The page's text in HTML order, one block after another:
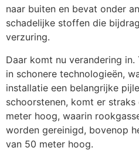
naar buiten en bevat onder
schadelijke stoffen die
verzuring.
Daar komt nu verandering
in schonere technologieën,
installatie een belangrijke
schoorstenen, komt er
meter hoog, waarin
worden gereinigd, bovenop
van 50 meter hoog.